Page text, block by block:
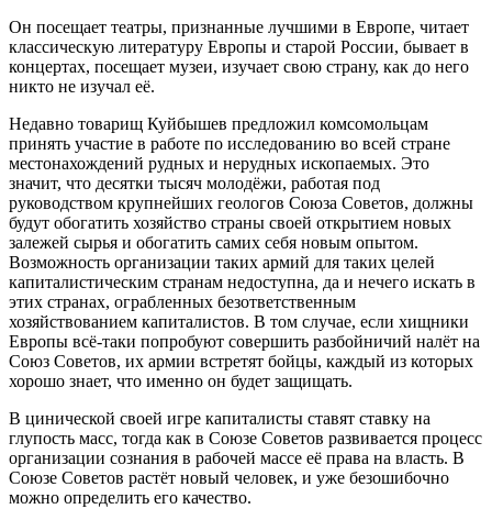
Он посещает театры, признанные лучшими в Европе, читает
классическую литературу Европы и старой России, бывает в
концертах, посещает музеи, изучает свою страну, как до него
никто не изучал её.
Недавно товарищ Куйбышев предложил комсомольцам
принять участие в работе по исследованию во всей стране
местонахождений рудных и нерудных ископаемых. Это
значит, что десятки тысяч молодёжи, работая под
руководством крупнейших геологов Союза Советов, должны
будут обогатить хозяйство страны своей открытием новых
залежей сырья и обогатить самих себя новым опытом.
Возможность организации таких армий для таких целей
капиталистическим странам недоступна, да и нечего искать в
этих странах, ограбленных безответственным
хозяйствованием капиталистов. В том случае, если хищники
Европы всё-таки попробуют совершить разбойничий налёт на
Союз Советов, их армии встретят бойцы, каждый из которых
хорошо знает, что именно он будет защищать.
В цинической своей игре капиталисты ставят ставку на
глупость масс, тогда как в Союзе Советов развивается процесс
организации сознания в рабочей массе её права на власть. В
Союзе Советов растёт новый человек, и уже безошибочно
можно определить его качество.